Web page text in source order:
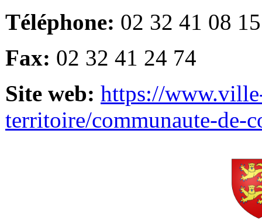
Téléphone: 02 32 41 08 15
Fax: 02 32 41 24 74
Site web: https://
territoire/communaute-de-